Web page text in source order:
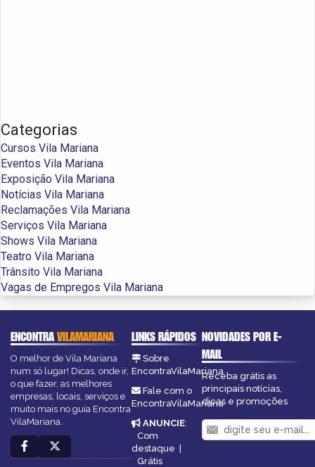
Categorias
Cursos Vila Mariana
Eventos Vila Mariana
Exposição Vila Mariana
Notícias Vila Mariana
Reclamações Vila Mariana
Serviços Vila Mariana
Shows Vila Mariana
Teatro Vila Mariana
Trânsito Vila Mariana
Vagas de Empregos Vila Mariana
ENCONTRAVILAMARIANA
O melhor de Vila Mariana
num só lugar! Dicas, onde ir,
o que fazer, as melhores
empresas, locais, serviços e
muito mais no guia Encontra
VilaMariana.
LINKS RÁPIDOS
Sobre
EncontraVilaMariana
Fale com o
EncontraVilaMariana
ANUNCIE:
Com
destaque |
Grátis
NOVIDADES POR E-
MAIL
Receba grátis as
principais notícias,
dicas e promoções